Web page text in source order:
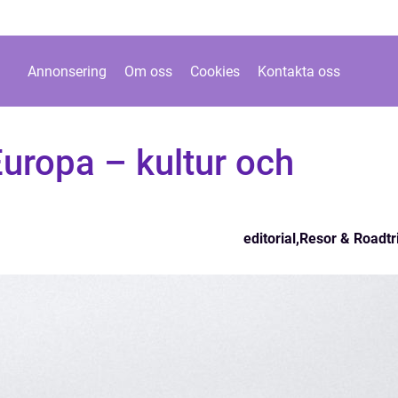
Annonsering Om oss Cookies Kontakta oss
– kultur och
editorial,Resor &